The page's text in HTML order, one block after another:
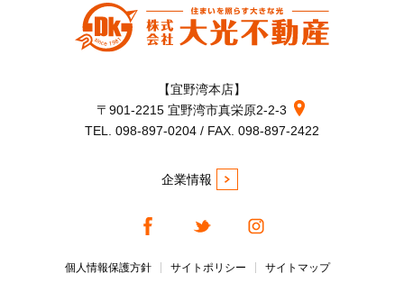
【宜野湾本店】
〒901-2215 宜野湾市真栄原2-2-3
TEL. 098-897-0204 / FAX. 098-897-2422
企業情報
個人情報保護方針 サイトポリシー サイトマップ